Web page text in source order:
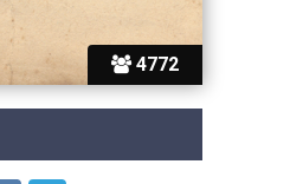
4772